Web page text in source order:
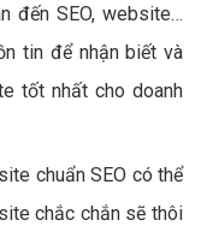
đến SEO, website…
tin để nhận biết và
tốt nhất cho doanh
chuẩn SEO có thể
chắc chắn sẽ thôi